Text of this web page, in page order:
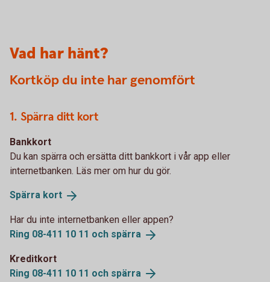
Vad har hänt?
Kortköp du inte har genomfört
1. Spärra ditt kort
Bankkort
Du kan spärra och ersätta ditt bankkort i vår app eller
internetbanken. Läs mer om hur du gör.
Spärra kort
Har du inte internetbanken eller appen?
Ring 08-411 10 11 och spärra
Kreditkort
Ring 08-411 10 11 och spärra